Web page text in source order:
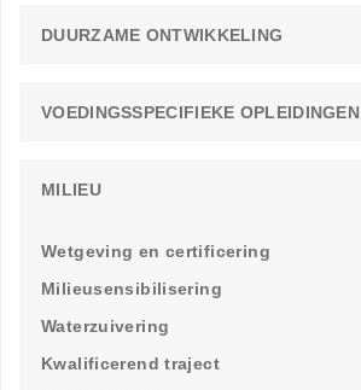
DUURZAME ONTWIKKELING
VOEDINGSSPECIFIEKE OPLEIDINGEN
MILIEU
Wetgeving en certificering
Milieusensibilisering
Waterzuivering
Kwalificerend traject